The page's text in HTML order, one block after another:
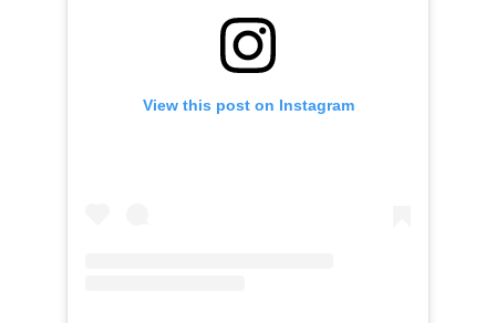
View this post on Instagram